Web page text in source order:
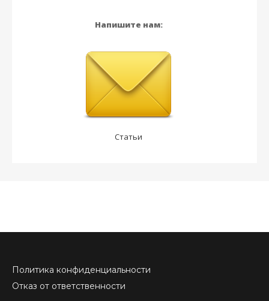
Напишите нам:
Статьи
Политика конфиденциальности
Отказ от ответственности